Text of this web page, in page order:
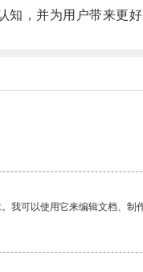
，并为用户带来更好
我可以使用它来编辑文档、制